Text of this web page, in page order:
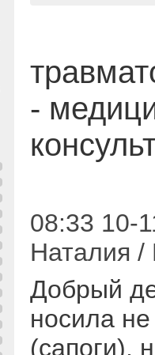
-
08:33 10-
Наталия /
Добрый
носила
(сапоги),